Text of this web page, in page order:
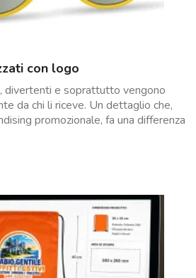
con logo
divertenti e soprattutto vengono
da chi li riceve. Un dettaglio che,
promozionale, fa una differenza